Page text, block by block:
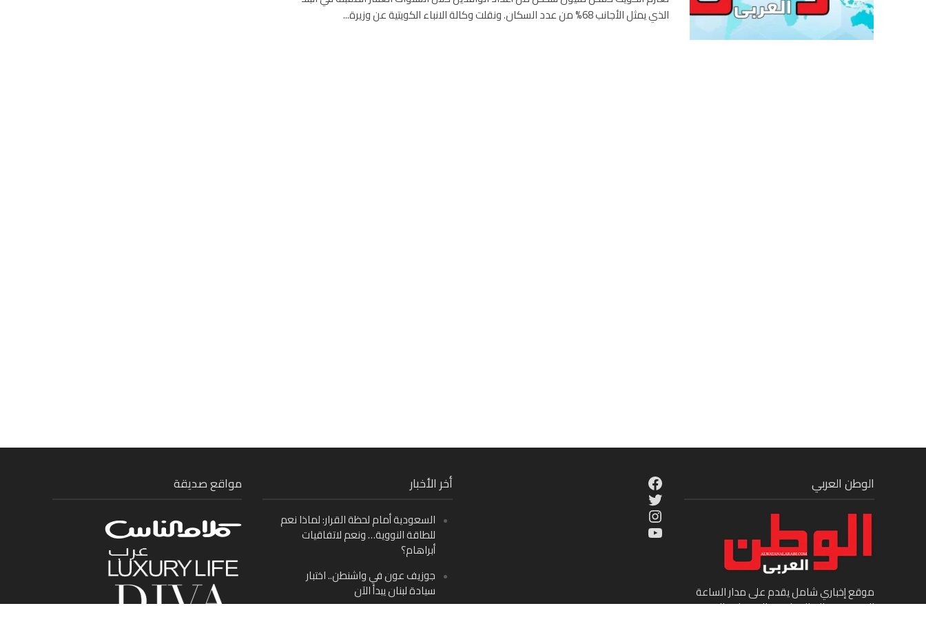
الذي يمثل الأجانب 68% من عدد السكان. ونقلت وكالة الانباء الكويتية عن وزيرة...
مواقع صديقة أخر الأخبار
السعودية أمام لحظة القرار: لماذا نعم
للطاقة النووية… ونعم لاتفاقيات
أبراهام؟
جوزيف عون في واشنطن.. اختبار
سيادة لبنان يبدأ الآن
Facebook
Twitter
Instagram
YouTube
الوطن العربي
موقع إخباري شامل يقدم على مدار الساعة
الجديد في عالم السياسة والاقتصاد والفن